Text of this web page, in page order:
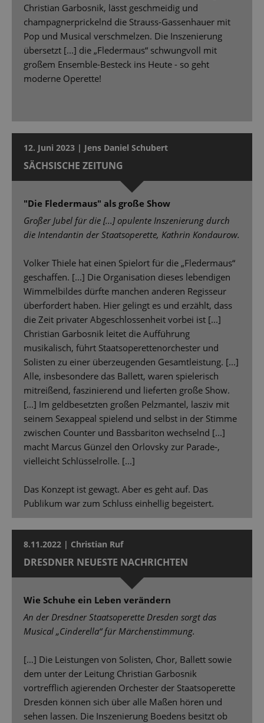
Christian Garbosnik, lässt geschmeidig und
champagnerprickelnd die Strauss-Gassenhauer mit
Pop und Musical verschmelzen. Die Inszenierung
übersetzt [...] die „Fledermaus“ schwungvoll mit
großem Ensemble-Besteck ins Heute - so geht
moderne Operette!
12. Juni 2023 | Jens Daniel Schubert
SÄCHSISCHE ZEITUNG
"Die Fledermaus" als große Show
Großer Jubel für die [...] opulente Inszenierung durch
die Intendantin der Staatsoperette, Kathrin Kondaurow.
Volker Thiele hat einen Spielort für die „Fledermaus“
geschaffen. [...] Die Organisation dieses lebendigen
Wimmelbildes dürfte manchen anderen Regisseur
überfordert haben. Hier gelingt es und erzählt, dass
die Zeit privater Abgeschlossenheit vorbei ist [...]
Christian Garbosnik leitet die Aufführung
musikalisch, führt Staatsoperettenorchester und
Solisten zu einer überzeugenden Gesamtleistung. [...]
Alle, insbesondere das Ballett, waren spielerisch
mitreißend, faszinierend und lieferten große Show.
[...] Im geldbesetzten großen Pelzmantel, lasziv mit
seinem Sexappeal spielend und selbst in der Stimme
zwischen Counter und Bassbariton wechselnd [...]
macht Marcus Günzel den Orlovsky zur Parade-,
vielleicht Schlüsselrolle. [...]
Das Konzept ist gewagt. Aber es geht auf. Das
Publikum war zum Schluss einhellig begeistert.
8.11.2022 | Christian Ruf
DRESDNER NEUESTE NACHRICHTEN
Wie Schuhe ein Leben verändern
An der Dresdner Staatsoperette Dresden sorgt das
Musical „Cinderella“ für Märchenstimmung.
[…] Die Leistungen von Solisten, Chor, Ballett sowie
dem unter der Leitung Christian Garbosnik
vortrefflich agierenden Orchester der Staatsoperette
Dresden können sich über alle Maßen hören und
sehen lassen. Die Inszenierung Boedens besitzt ob